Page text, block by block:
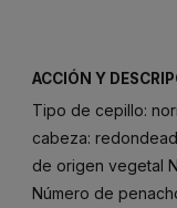
ACCIÓN Y
Tipo de cepillo:
cabeza:
de origen vegetal
Número de